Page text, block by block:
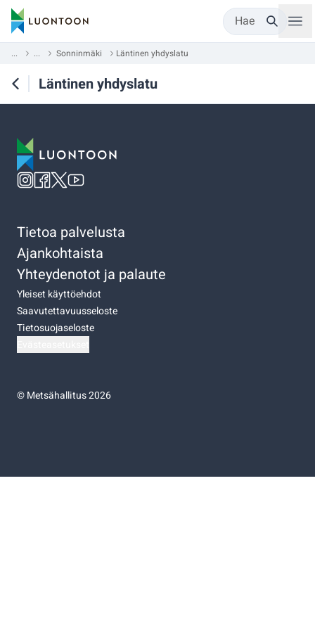
Hae
... ... Sonninmäki Läntinen yhdyslatu
Läntinen yhdyslatu
Tietoa palvelusta
Ajankohtaista
Yhteydenotot ja palaute
Yleiset käyttöehdot
Saavutettavuusseloste
Tietosuojaseloste
©Metsähallitus 2026